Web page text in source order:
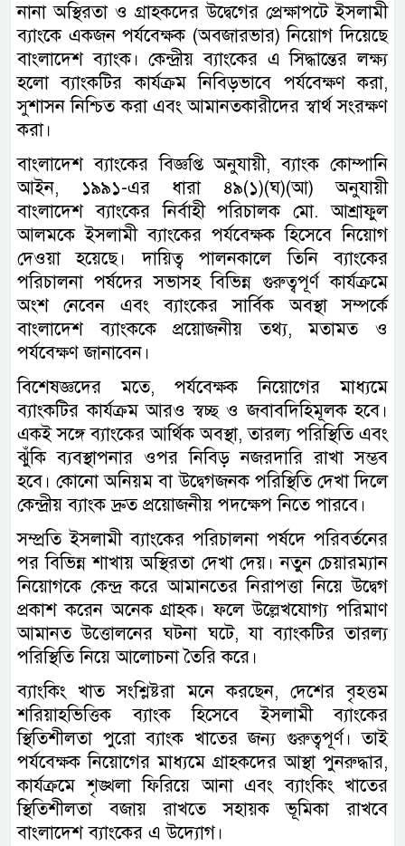
নানা অস্থিরতা ও গ্রাহকদের উদ্বেগের প্রেক্ষাপটে ইসলামী
ব্যাংকে একজন পর্যবেক্ষক (অবজারভার) নিয়োগ দিয়েছে
বাংলাদেশ ব্যাংক। কেন্দ্রীয় ব্যাংকের এ সিদ্ধান্তের লক্ষ্য
হলো ব্যাংকটির কার্যক্রম নিবিড়ভাবে পর্যবেক্ষণ করা,
সুশাসন নিশ্চিত করা এবং আমানতকারীদের স্বার্থ সংরক্ষণ
করা।
বাংলাদেশ ব্যাংকের বিজ্ঞপ্তি অনুযায়ী, ব্যাংক কোম্পানি
আইন, ১৯৯১-এর ধারা ৪৯(১)(ঘ)(আ) অনুযায়ী
বাংলাদেশ ব্যাংকের নির্বাহী পরিচালক মো. আশ্রাফুল
আলমকে ইসলামী ব্যাংকের পর্যবেক্ষক হিসেবে নিয়োগ
দেওয়া হয়েছে। দায়িত্ব পালনকালে তিনি ব্যাংকের
পরিচালনা পর্ষদের সভাসহ বিভিন্ন গুরুত্বপূর্ণ কার্যক্রমে
অংশ নেবেন এবং ব্যাংকের সার্বিক অবস্থা সম্পর্কে
বাংলাদেশ ব্যাংককে প্রয়োজনীয় তথ্য, মতামত ও
পর্যবেক্ষণ জানাবেন।
বিশেষজ্ঞদের মতে, পর্যবেক্ষক নিয়োগের মাধ্যমে
ব্যাংকটির কার্যক্রম আরও স্বচ্ছ ও জবাবদিহিমূলক হবে।
একই সঙ্গে ব্যাংকের আর্থিক অবস্থা, তারল্য পরিস্থিতি এবং
ঝুঁকি ব্যবস্থাপনার ওপর নিবিড় নজরদারি রাখা সম্ভব
হবে। কোনো অনিয়ম বা উদ্বেগজনক পরিস্থিতি দেখা দিলে
কেন্দ্রীয় ব্যাংক দ্রুত প্রয়োজনীয় পদক্ষেপ নিতে পারবে।
সম্প্রতি ইসলামী ব্যাংকের পরিচালনা পর্ষদে পরিবর্তনের
পর বিভিন্ন শাখায় অস্থিরতা দেখা দেয়। নতুন চেয়ারম্যান
নিয়োগকে কেন্দ্র করে আমানতের নিরাপত্তা নিয়ে উদ্বেগ
প্রকাশ করেন অনেক গ্রাহক। ফলে উল্লেখযোগ্য পরিমাণ
আমানত উত্তোলনের ঘটনা ঘটে, যা ব্যাংকটির তারল্য
পরিস্থিতি নিয়ে আলোচনা তৈরি করে।
ব্যাংকিং খাত সংশ্লিষ্টরা মনে করছেন, দেশের বৃহত্তম
শরিয়াহভিত্তিক ব্যাংক হিসেবে ইসলামী ব্যাংকের
স্থিতিশীলতা পুরো ব্যাংক খাতের জন্য গুরুত্বপূর্ণ। তাই
পর্যবেক্ষক নিয়োগের মাধ্যমে গ্রাহকদের আস্থা পুনরুদ্ধার,
কার্যক্রমে শৃঙ্খলা ফিরিয়ে আনা এবং ব্যাংকিং খাতের
স্থিতিশীলতা বজায় রাখতে সহায়ক ভূমিকা রাখবে
বাংলাদেশ ব্যাংকের এ উদ্যোগ।